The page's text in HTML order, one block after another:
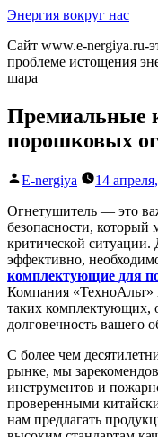
Перейти
содержимому
Энергия вокруг нас
Сайт www.e-nergiya.ru-
проблеме истощения
шара
Премиальные
порошковых
Написано
E-nergiya
14
Огнетушитель — это
безопасности,
критической ситуации.
эффективно,
комплектующие для
Компания «ТехноАльт»
таких комплектующих,
долговечность вашего
С более чем
рынке, мы
инструментов и
проверенными
нам предлагать